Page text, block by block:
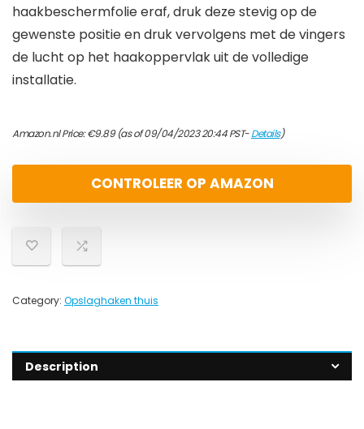
haakbeschermfolie eraf, druk deze stevig op de
gewenste positie en druk vervolgens met de vingers
de lucht op het haakoppervlak uit de volledige
installatie.
Amazon.nl Price:€9.89(as of 09/04/2023 20:44 PST-Details)
CONTROLEER OP AMAZON
Category: Opslaghaken thuis
Description